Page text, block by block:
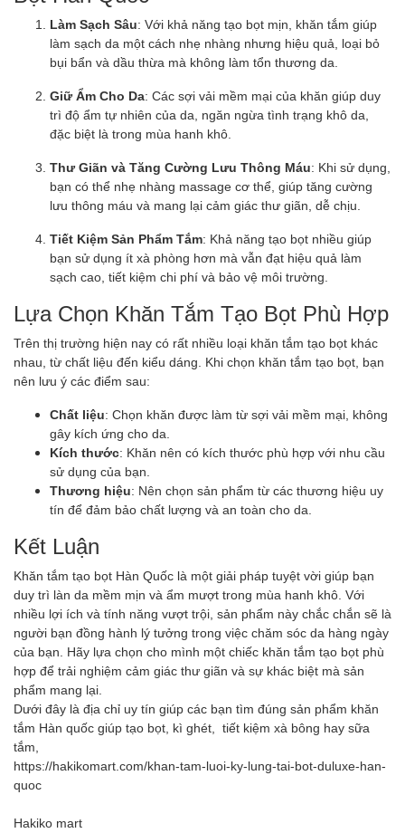
Làm Sạch Sâu: Với khả năng tạo bọt mịn, khăn tắm giúp
làm sạch da một cách nhẹ nhàng nhưng hiệu quả, loại bỏ
bụi bẩn và dầu thừa mà không làm tổn thương da.
Giữ Ẩm Cho Da: Các sợi vải mềm mại của khăn giúp duy
trì độ ẩm tự nhiên của da, ngăn ngừa tình trạng khô da,
đặc biệt là trong mùa hanh khô.
Thư Giãn và Tăng Cường Lưu Thông Máu: Khi sử dụng,
bạn có thể nhẹ nhàng massage cơ thể, giúp tăng cường
lưu thông máu và mang lại cảm giác thư giãn, dễ chịu.
Tiết Kiệm Sản Phẩm Tắm: Khả năng tạo bọt nhiều giúp
bạn sử dụng ít xà phòng hơn mà vẫn đạt hiệu quả làm
sạch cao, tiết kiệm chi phí và bảo vệ môi trường.
Lựa Chọn Khăn Tắm Tạo Bọt Phù Hợp
Trên thị trường hiện nay có rất nhiều loại khăn tắm tạo bọt khác
nhau, từ chất liệu đến kiểu dáng. Khi chọn khăn tắm tạo bọt, bạn
nên lưu ý các điểm sau:
Chất liệu: Chọn khăn được làm từ sợi vải mềm mại, không
gây kích ứng cho da.
Kích thước: Khăn nên có kích thước phù hợp với nhu cầu
sử dụng của bạn.
Thương hiệu: Nên chọn sản phẩm từ các thương hiệu uy
tín để đảm bảo chất lượng và an toàn cho da.
Kết Luận
Khăn tắm tạo bọt Hàn Quốc là một giải pháp tuyệt vời giúp bạn
duy trì làn da mềm mịn và ẩm mượt trong mùa hanh khô. Với
nhiều lợi ích và tính năng vượt trội, sản phẩm này chắc chắn sẽ là
người bạn đồng hành lý tưởng trong việc chăm sóc da hàng ngày
của bạn. Hãy lựa chọn cho mình một chiếc khăn tắm tạo bọt phù
hợp để trải nghiệm cảm giác thư giãn và sự khác biệt mà sản
phẩm mang lại.
Dưới đây là địa chỉ uy tín giúp các bạn tìm đúng sản phẩm khăn
tắm Hàn quốc giúp tạo bọt, kì ghét, tiết kiệm xà bông hay sữa
tắm,
https://hakikomart.com/khan-tam-luoi-ky-lung-tai-bot-duluxe-han-
quoc
Hakiko mart